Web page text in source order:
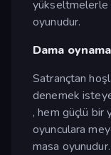
yükseltmelerle
oyunudur.
Dama
Satrançtan
denemek
, hem güçlü bir
oyunculara
masa oyunudur.